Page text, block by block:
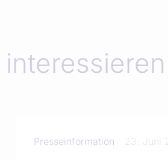
Presseinformation 23. Juni